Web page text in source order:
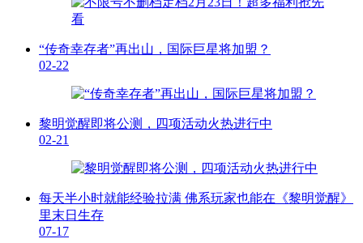
“传奇幸存者”再出山，国际巨星将加盟？
02-22
黎明觉醒即将公测，四项活动火热进行中
02-21
每天半小时就能经验拉满 佛系玩家也能在《黎明觉醒》
里末日生存
07-17